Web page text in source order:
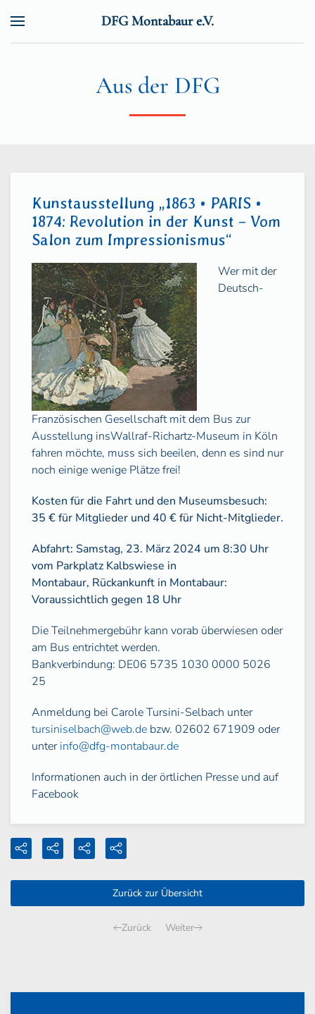
DFG Montabaur e.V.
Aus der DFG
Kunstausstellung „1863 • PARIS •
1874: Revolution in der Kunst – Vom
Salon zum Impressionismus“
Wer mit der
Deutsch-
Französischen Gesellschaft mit dem Bus zur
Ausstellung insWallraf-Richartz-Museum in Köln
fahren möchte, muss sich beeilen, denn es sind nur
noch einige wenige Plätze frei!
Kosten für die Fahrt und den Museumsbesuch:
35 € für Mitglieder und 40 € für Nicht-Mitglieder.
Abfahrt: Samstag, 23. März 2024 um 8:30 Uhr
vom Parkplatz Kalbswiese in
Montabaur, Rückankunft in Montabaur:
Voraussichtlich gegen 18 Uhr
Die Teilnehmergebühr kann vorab überwiesen oder
am Bus entrichtet werden.
Bankverbindung: DE06 5735 1030 0000 5026
25
Anmeldung bei Carole Tursini-Selbach unter
tursiniselbach@web.de bzw. 02602 671909 oder
unterinfo@dfg-montabaur.de
Informationen auch in der örtlichen Presse und auf
Facebook
Zurück zur Übersicht
Zurück Weiter